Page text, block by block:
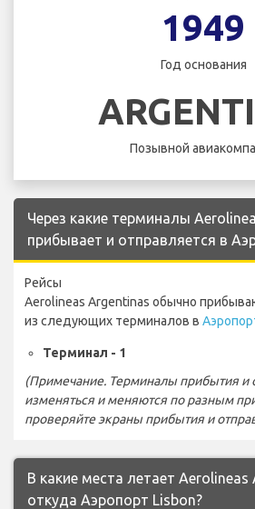
1949
Год основания
Позывной
Через какие терминалы
прибывает и отправляется в
Рейсы
Aerolineas Argentinas обычно
из следующих терминалов в
Терминал - 1
(Примечание. Терминалы прибытия и
изменяться и меняются по разным
проверяйте экраны прибытия и
В какие места летает Aerolineas
откуда Аэропорт Lisbon?